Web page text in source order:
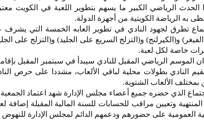
الحدث الرياضي الكبير ما يسهم بتطوير اللعبة في الكويت
به الرياضة الكويتية من أجهزة الدولة.
تطرق لجهود النادي في تطوير العابه الخمسة التي
(الفيغر) و(الكيرلنج) و(التزلج السريع على الجليد) و(التزلج على
خاصة لكل لعبة.
الموسم الرياضي المقبل للنادي سيبدأ في سبتمبر المقبل
النادي بطولات محلية لباقي الألعاب، مشددا على حرص
بمختلف الألعاب الشتوية.
الذي حضره جميع أعضاء مجلس الإدارة شهد اعتماد الجمعية
المنتهية وتعيين مراقب للحسابات للسنة المالية المقبلة
العمومية على حضورهم ودعمهم الدائم لمجلس الإدارة للنهوض